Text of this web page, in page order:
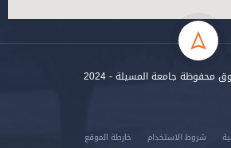
محفوظة جامعة المسيلة - 2024
شروط الاستخدام خارطة الموقع